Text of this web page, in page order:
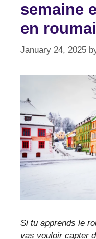
semaine
en
January 24, 2025
Si tu apprends le
vas vouloir capter